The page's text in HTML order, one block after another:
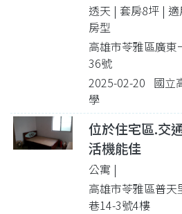
透天 | 套房8坪 |
房型
高雄市苓雅區廣東
36號
2025-02-20 國立
學
位於住宅區.交
活機能佳
公寓 |
高雄市苓雅區普天
巷14-3號4樓